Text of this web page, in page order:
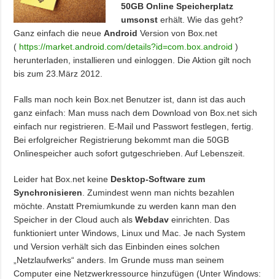
50GB Online Speicherplatz
umsonst erhält. Wie das geht?
Ganz einfach die neueAndroid Version von Box.net
( https://market.android.com/details?id=com.box.android )
herunterladen, installieren und einloggen. Die Aktion gilt noch
bis zum 23.März 2012.
Falls man noch kein Box.net Benutzer ist, dann ist das auch
ganz einfach: Man muss nach dem Download von Box.net sich
einfach nur registrieren. E-Mail und Passwort festlegen, fertig.
Bei erfolgreicher Registrierung bekommt man die 50GB
Onlinespeicher auch sofort gutgeschrieben. Auf Lebenszeit.
Leider hat Box.net keine Desktop-Software zum
Synchronisieren . Zumindest wenn man nichts bezahlen
möchte. Anstatt Premiumkunde zu werden kann man den
Speicher in der Cloud auch alsWebdav einrichten. Das
funktioniert unter Windows, Linux und Mac. Je nach System
und Version verhält sich das Einbinden eines solchen
„Netzlaufwerks“ anders. Im Grunde muss man seinem
Computer eine Netzwerkressource hinzufügen (Unter Windows: